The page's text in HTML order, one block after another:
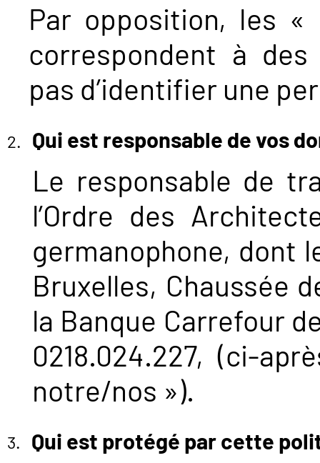
Par opposition, les «
correspondent à
pas d’identifier une
Qui est responsable de vos
Le responsable de
l’Ordre des
germanophone, dont
Bruxelles, Chaussée
la Banque Carrefour
0218.024.227, (ci-
notre/nos »).
Qui est protégé par cette